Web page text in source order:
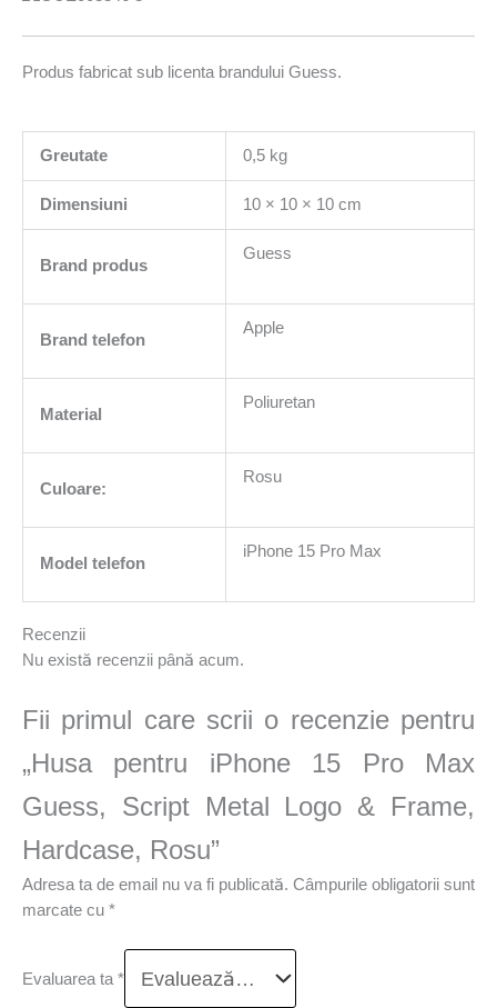
Produs fabricat sub licenta brandului Guess.
Greutate 0,5 kg
Dimensiuni 10 × 10 × 10 cm
Brand produs
Guess
Brand telefon
Apple
Material
Poliuretan
Culoare:
Rosu
Model telefon
iPhone 15 Pro Max
Recenzii
Nu există recenzii până acum.
Fii primul care scrii o recenzie pentru
„Husa pentru iPhone 15 Pro Max
Guess, Script Metal Logo & Frame,
Hardcase, Rosu”
Adresa ta de email nu va fi publicată. Câmpurile obligatorii sunt
marcate cu *
Evaluarea ta*